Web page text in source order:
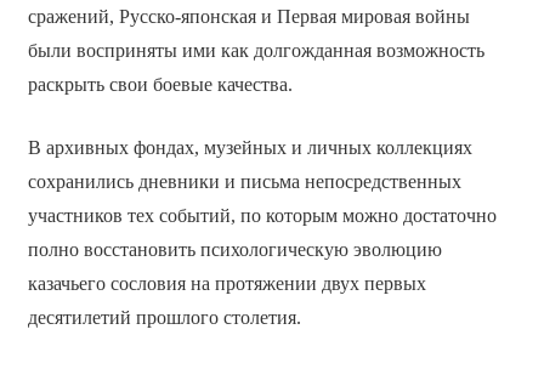
сражений, Русско-японская и Первая мировая войны
были восприняты ими как долгожданная возможность
раскрыть свои боевые качества.
В архивных фондах, музейных и личных коллекциях
сохранились дневники и письма непосредственных
участников тех событий, по которым можно достаточно
полно восстановить психологическую эволюцию
казачьего сословия на протяжении двух первых
десятилетий прошлого столетия.